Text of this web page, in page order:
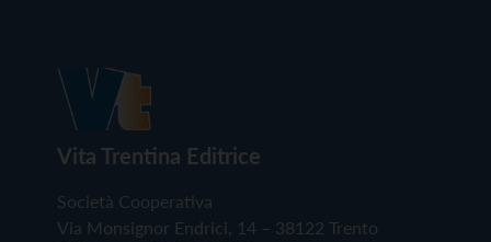
Vita Trentina Editrice
Società Cooperativa
Via Monsignor Endrici, 14 – 38122 Trento